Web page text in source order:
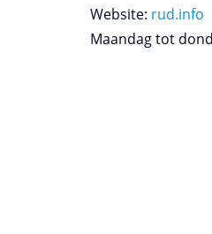
Website: rud.info
Maandag tot